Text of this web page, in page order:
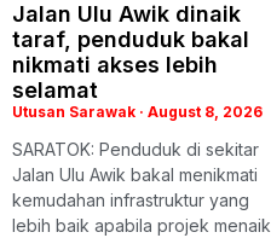
Jalan Ulu Awik dinaik
taraf, penduduk bakal
nikmati akses lebih
selamat
Utusan Sarawak August 8, 2026
SARATOK: Penduduk di sekitar
Jalan Ulu Awik bakal menikmati
kemudahan infrastruktur yang
lebih baik apabila projek menaik